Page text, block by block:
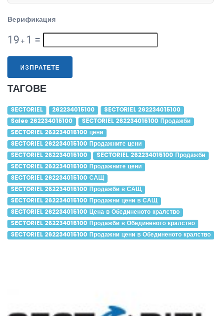
Верификация
19 + 1 =
ИЗПРАТЕТЕ
ТАГОВЕ
SECTORIEL 262234015100 SECTORIEL 262234015100
Sales 262234015100 SECTORIEL 262234015100 Продажби
SECTORIEL 262234015100 цени
SECTORIEL 262234015100 Продажните цени
SECTORIEL 262234015100 SECTORIEL 262234015100 Продажби
SECTORIEL 262234015100 Продажните цени
SECTORIEL 262234015100 САЩ
SECTORIEL 262234015100 Продажби в САЩ
SECTORIEL 262234015100 Продажни цени в САЩ
SECTORIEL 262234015100 Цена в Обединеното кралство
SECTORIEL 262234015100 Продажби в Обединеното кралство
SECTORIEL 262234015100 Продажни цени в Обединеното кралство